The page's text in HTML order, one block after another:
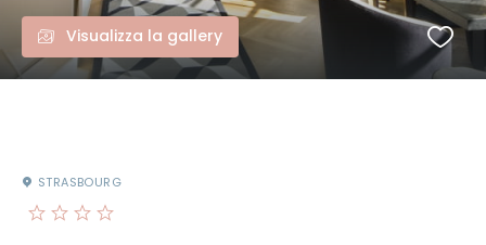
Visualizza la gallery
STRASBOURG